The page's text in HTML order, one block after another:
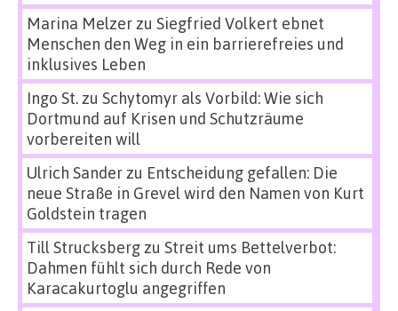
Marina Melzerzu Siegfried Volkert ebnet
Menschen den Weg in ein barrierefreies und
inklusives Leben
Ingo St.zu Schytomyr als Vorbild: Wie sich
Dortmund auf Krisen und Schutzräume
vorbereiten will
Ulrich Sanderzu Entscheidung gefallen: Die
neue Straße in Grevel wird den Namen von Kurt
Goldstein tragen
Till Strucksbergzu Streit ums Bettelverbot:
Dahmen fühlt sich durch Rede von
Karacakurtoglu angegriffen